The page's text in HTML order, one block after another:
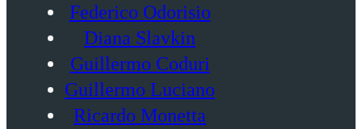
Federico Odorisio
Diana Slavkin
Guillermo Coduri
Guillermo Luciano
Ricardo Monetta